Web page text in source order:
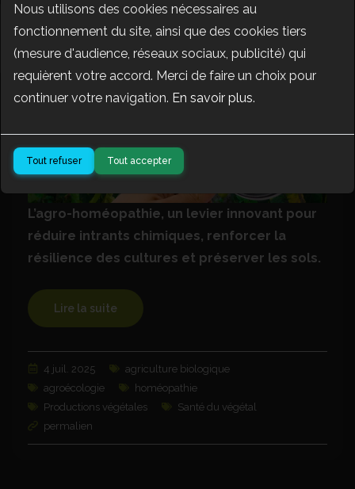
insoupçonnée de l’agro-
homéopathie
L’agro-homéopathie, un levier innovant pour
réduire intrants chimiques, renforcer la
résilience des cultures et préserver les sols.
Lire la suite
4 juil. 2025
agriculture biologique
agroécologie
homéopathie
Productions végétales
Santé du végétal
permalien
Nous utilisons des cookies nécessaires au
fonctionnement du site, ainsi que des cookies tiers
(mesure d'audience, réseaux sociaux, publicité) qui
requièrent votre accord. Merci de faire un choix pour
continuer votre navigation. En savoir plus.
Tout refuser Tout accepter